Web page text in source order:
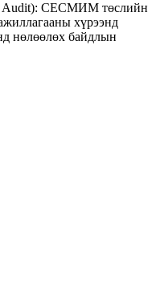
Audit): СЕСМИМ төслийн
хүрээнд
нөлөөлөх байдлын